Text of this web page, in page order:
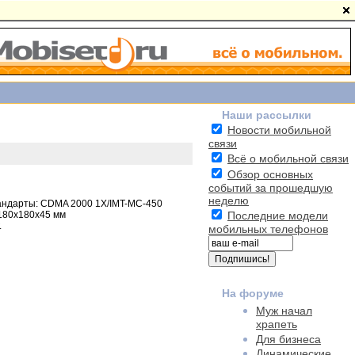
CDMA 2000 1X/IMT-MC-450
мм
Наши рассылки
Новости мобильной
связи
Всё о мобильной связи
Обзор основных
событий за прошедшую
неделю
Последние модели
мобильных телефонов
На форуме
Муж начал
храпеть
Для бизнеса